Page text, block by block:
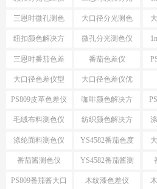
色差仪
三恩时微孔测色
仪
大口径分光测色
仪选型推荐
纽扣颜色解决方
案
微孔分光测色仪
三恩时番茄色差
仪
番茄色差仪
大口径色差仪型
号推荐
大口径色差仪优
势
PS809皮革色差仪 咖啡颜色解决方
案
毛绒布料测色仪 纺织颜色解决方
案
涤纶面料测色仪 YS4582番茄色度
仪
番茄酱测色仪 YS4582番茄酱测
色仪
PS809番茄酱大口 木纹漆色差仪